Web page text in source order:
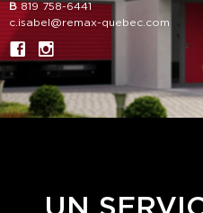
B 819 758-6441
c.isabel@remax-quebec.com